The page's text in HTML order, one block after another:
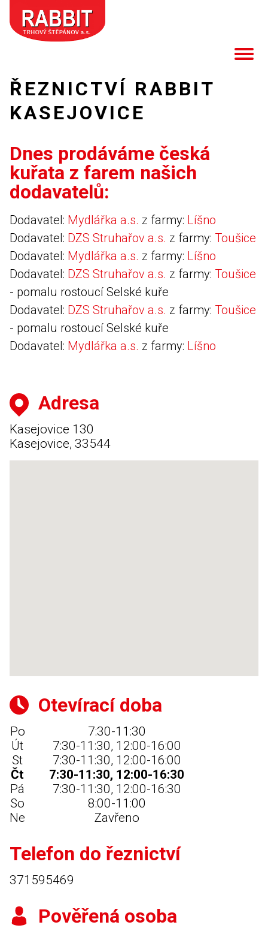
ŘEZNICTVÍ RABBIT
KASEJOVICE
Dnes prodáváme česká
kuřata z farem našich
dodavatelů:
Dodavatel: Mydlářka a.s. z farmy: Líšno
Dodavatel: DZS Struhařov a.s. z farmy: Toušice
Dodavatel: Mydlářka a.s. z farmy: Líšno
Dodavatel: DZS Struhařov a.s. z farmy: Toušice
- pomalu rostoucí Selské kuře
Dodavatel: DZS Struhařov a.s. z farmy: Toušice
- pomalu rostoucí Selské kuře
Dodavatel: Mydlářka a.s. z farmy: Líšno
Adresa
Kasejovice 130
Kasejovice, 33544
Otevírací doba
Po
7:30-11:30
Út
7:30-11:30, 12:00-16:00
St
7:30-11:30, 12:00-16:00
Čt
7:30-11:30, 12:00-16:30
Pá
7:30-11:30, 12:00-16:30
So
8:00-11:00
Ne
Zavřeno
Telefon do řeznictví
371595469
Pověřená osoba